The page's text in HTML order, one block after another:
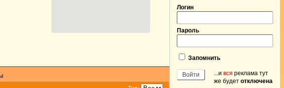
Логин
Пароль
Запомнить
...и вся реклама тут
же будет отключена